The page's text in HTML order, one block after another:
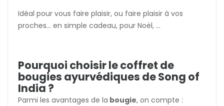
Idéal pour vous faire plaisir, ou faire plaisir à vos
proches... en simple cadeau, pour Noël, ...
Pourquoi choisir le coffret de
bougies ayurvédiques de Song of
India ?
Parmi les avantages de la bougie, on compte :